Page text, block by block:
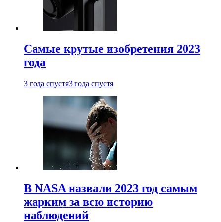
Самые крутые изобретения 2023
года
3 года спустя3 года спустя
В NASA назвали 2023 год самым
жарким за всю историю
наблюдений